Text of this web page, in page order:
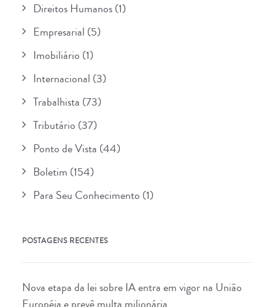
Direitos Humanos(1)
Empresarial (5)
Imobiliário (1)
Internacional (3)
Trabalhista (73)
Tributário (37)
Ponto de Vista (44)
Boletim (154)
Para Seu Conhecimento (1)
POSTAGENS RECENTES
Nova etapa da lei sobre IA entra em vigor na União